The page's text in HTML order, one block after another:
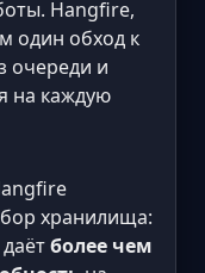
Hangfire,
один обход к
очереди и
на каждую
хранилища:
более чем